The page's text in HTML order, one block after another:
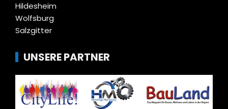
Hildesheim
Wolfsburg
Salzgitter
UNSERE PARTNER